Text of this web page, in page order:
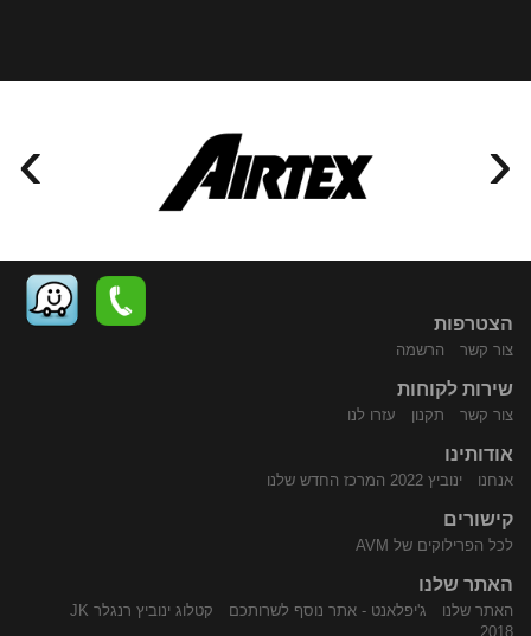
› ‹
הצטרפות
צור קשר הרשמה
שירות לקוחות
צור קשר תקנון עזרו לנו
אודותינו
אנחנו ינוביץ 2022 המרכז החדש שלנו
קישורים
לכל הפרילוקים של AVM
האתר שלנו
האתר שלנו ג'יפלאנט - אתר נוסף לשרותכם
קטלוג ינוביץ רנגלר JK
2018